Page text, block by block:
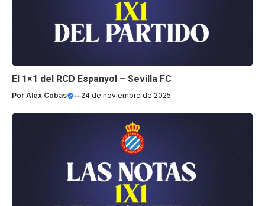
El 1×1 del RCD Espanyol – Sevilla FC
Por Àlex Cobas —24 de noviembre de 2025